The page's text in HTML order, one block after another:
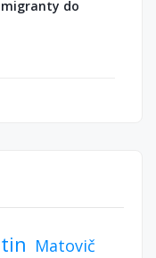
do
Matovič